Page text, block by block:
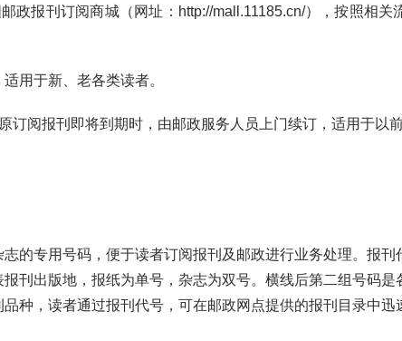
报刊订阅商城（网址： http://mall.11185.cn/），按照相关
用于新、老各类读者。
阅报刊即将到期时，由邮政服务人员上门续订，适用于以前
专用号码，便于读者订阅报刊及邮政进行业务处理。报刊
刊出版地，报纸为单号，杂志为双号。横线后第二组号码是
种，读者通过报刊代号，可在邮政网点提供的报刊目录中迅